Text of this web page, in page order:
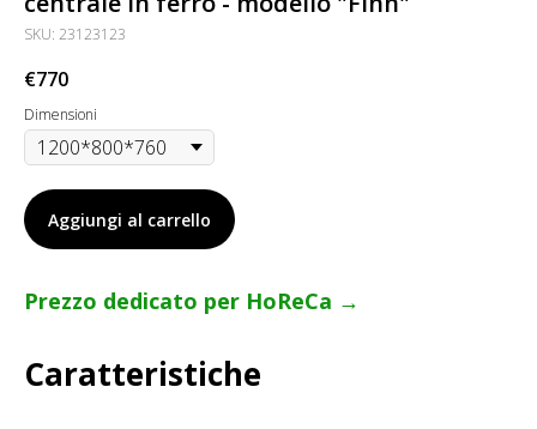
SKU: 23123123
€770
Dimensioni
Aggiungi al carrello
Prezzo dedicato per HoReCa →
Caratteristiche